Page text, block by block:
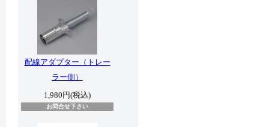
配線アダプター（トレー
ラー側）
1,980円(税込)
お問合せ下さい